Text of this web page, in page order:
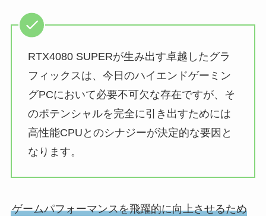
RTX4080 SUPERが生み出す卓越したグラ
フィックスは、今日のハイエンドゲーミン
グPCにおいて必要不可欠な存在ですが、そ
のポテンシャルを完全に引き出すためには
高性能CPUとのシナジーが決定的な要因と
なります。
ゲームパフォーマンスを飛躍的に向上させるため